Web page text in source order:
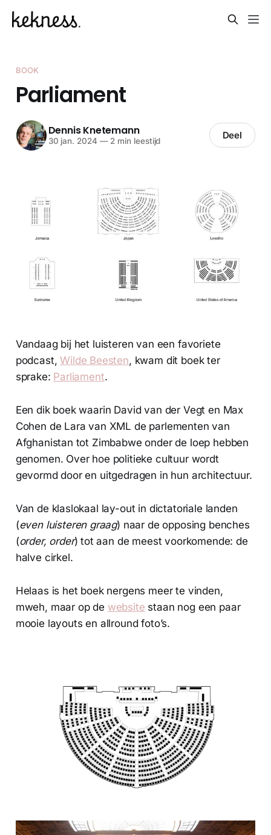
BOOK
Parliament
Dennis Knetemann
30 jan. 2024 —2 min leestijd Deel
Vandaag bij het luisteren van een favoriete
podcast,Wilde Beesten, kwam dit boek ter
sprake: Parliament.
Een dik boek waarin David van der Vegt en Max
Cohen de Lara van XML de parlementen van
Afghanistan tot Zimbabwe onder de loep hebben
genomen. Over hoe politieke cultuur wordt
gevormd door en uitgedragen in hun architectuur.
Van de klaslokaal lay-out in dictatoriale landen
(even luisteren graag) naar de opposing benches
(order, order) tot aan de meest voorkomende: de
halve cirkel.
Helaas is het boek nergens meer te vinden,
mweh, maar op de website staan nog een paar
mooie layouts en allround foto’s.